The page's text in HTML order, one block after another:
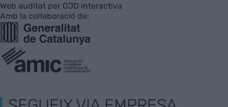
Web auditat per OJD interactiva
Amb la col·laboració de: